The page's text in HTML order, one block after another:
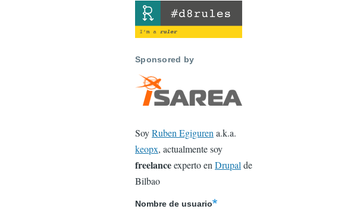
Sponsored by
SoyRuben Egiguren a.k.a.
keopx, actualmente soy
freelanceexperto en Drupal de
Bilbao
Nombre de usuario